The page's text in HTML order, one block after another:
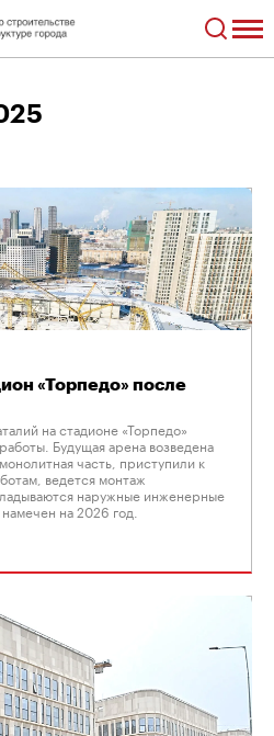
«Торпедо» после
на стадионе «Торпедо»
Будущая арена возведена
часть, приступили к
ведется монтаж
наружные инженерные
на 2026 год.